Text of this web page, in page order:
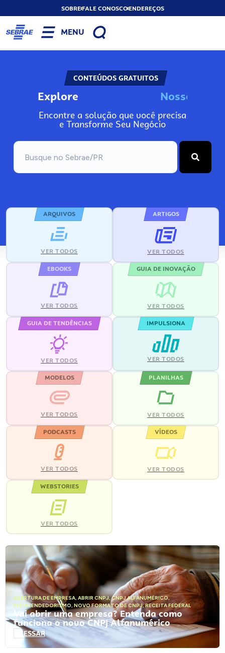
SOBREFALE CONOSCOENDEREÇOS
MENU
CONTEÚDOS GRATUITOS
Explore Noss
Encontre a solução que você precisa
e Transforme Seu Negócio
ARQUIVOS
VER TODOS
ARTIGOS
VER TODOS
EBOOKS
VER TODOS
GUIA DE INOVAÇÃO
VER TODOS
GUIA DE TENDÊNCIAS
VER TODOS
IMPULSIONA
VER TODOS
MODELOS
VER TODOS
PLANILHAS
VER TODOS
PODCASTS
VER TODOS
VÍDEOS
VER TODOS
WEBSTORIES
VER TODOS
ABERTURA DE EMPRESA, ABRIR CNPJ,CNPJ ALFANUMÉRICO,
EMPREENDEDORISMO, NOVO FORMATO DE CNPJ,RECEITA FEDERAL
Vai abrir uma empresa? Entenda como
funciona o novo CNPJ Alfanumérico
ACESSAR